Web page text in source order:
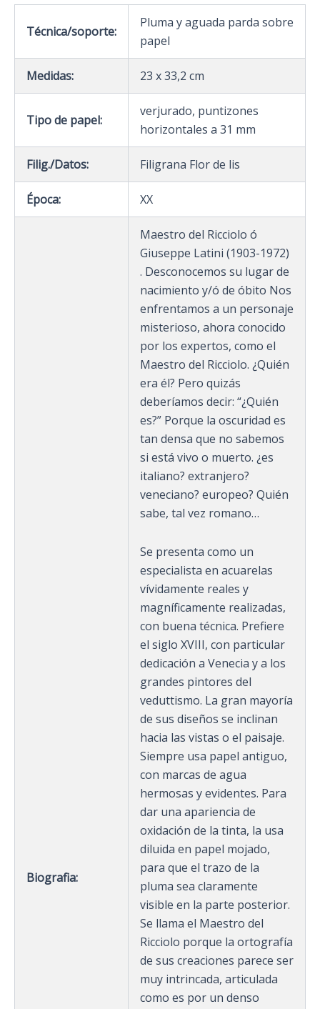
Técnica/soporte:
Pluma y aguada parda sobre
papel
Medidas: 23 x 33,2 cm
Tipo de papel:
verjurado, puntizones
horizontales a 31 mm
Filig./Datos: Filigrana Flor de lis
Época: XX
Biografia:
Maestro del Ricciolo ó
Giuseppe Latini (1903-1972)
. Desconocemos su lugar de
nacimiento y/ó de óbito Nos
enfrentamos a un personaje
misterioso, ahora conocido
por los expertos, como el
Maestro del Ricciolo. ¿Quién
era él? Pero quizás
deberíamos decir: “¿Quién
es?” Porque la oscuridad es
tan densa que no sabemos
si está vivo o muerto. ¿es
italiano? extranjero?
veneciano? europeo? Quién
sabe, tal vez romano…
Se presenta como un
especialista en acuarelas
vívidamente reales y
magníficamente realizadas,
con buena técnica. Prefiere
el siglo XVIII, con particular
dedicación a Venecia y a los
grandes pintores del
veduttismo. La gran mayoría
de sus diseños se inclinan
hacia las vistas o el paisaje.
Siempre usa papel antiguo,
con marcas de agua
hermosas y evidentes. Para
dar una apariencia de
oxidación de la tinta, la usa
diluida en papel mojado,
para que el trazo de la
pluma sea claramente
visible en la parte posterior.
Se llama el Maestro del
Ricciolo porque la ortografía
de sus creaciones parece ser
muy intrincada, articulada
como es por un denso